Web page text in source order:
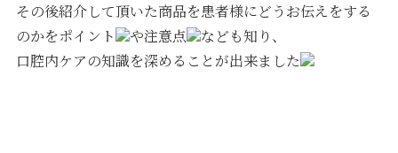
その後紹介して頂いた商品を患者様にどうお伝えをする
のかをポイント
や注意点
なども知り、
口腔内ケアの知識を深めることが出来ました